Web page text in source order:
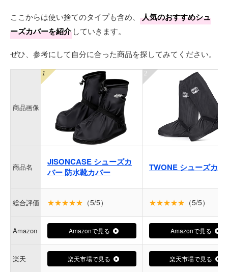
ここからは使い捨てのタイプも含め、
人気のおすすめシュ
ーズカバーを紹介 していきます。
ぜひ、参考にして自分に合った商品を探してみてください。
商品画像
商品名
JISONCASE シューズカ
バー 防水靴カバー
TWONE シューズカバ
総合評価 ★★★★★ （5/5） ★★★★★ （5/5）
Amazon Amazonで見る Amazonで見る
楽天 楽天市場で見る 楽天市場で見る